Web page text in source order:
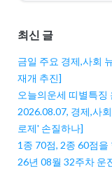
최신 글
금일 주요 경제,사회
재개 추진]
오늘의운세 띠별특징
2026.08.07, 경제,사
로제' 손질하나]
1종 70점, 2종 60점
26년 08월 32주차 운